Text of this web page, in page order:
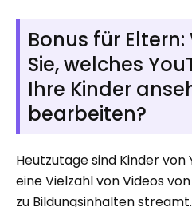
Bonus für
Sie, welches
Ihre Kinder
bearbeiten?
Heutzutage sind Kinder
eine Vielzahl von Videos
zu Bildungsinhalten